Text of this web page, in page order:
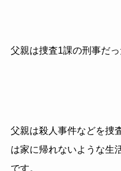
父親は捜査1課の刑事だ
父親は殺人事件などを捜
は家に帰れないような生
です。